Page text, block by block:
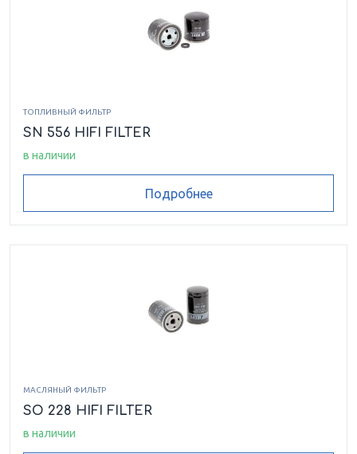
ТОПЛИВНЫЙ ФИЛЬТР
SN 556 HIFI FILTER
в наличии
Подробнее
МАСЛЯНЫЙ ФИЛЬТР
SO 228 HIFI FILTER
в наличии